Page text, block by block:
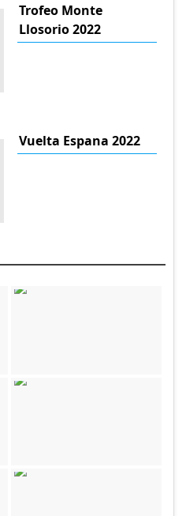
Trofeo Monte
Llosorio 2022
Vuelta Espana 2022